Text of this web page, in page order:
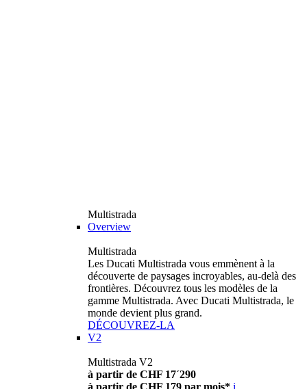
Multistrada
Overview
Multistrada
Les Ducati Multistrada vous emmènent à la
découverte de paysages incroyables, au-delà des
frontières. Découvrez tous les modèles de la
gamme Multistrada. Avec Ducati Multistrada, le
monde devient plus grand.
DÉCOUVREZ-LA
V2
Multistrada V2
à partir de CHF 17´290
à partir de CHF 179 par mois* i